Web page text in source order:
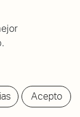
Acepto